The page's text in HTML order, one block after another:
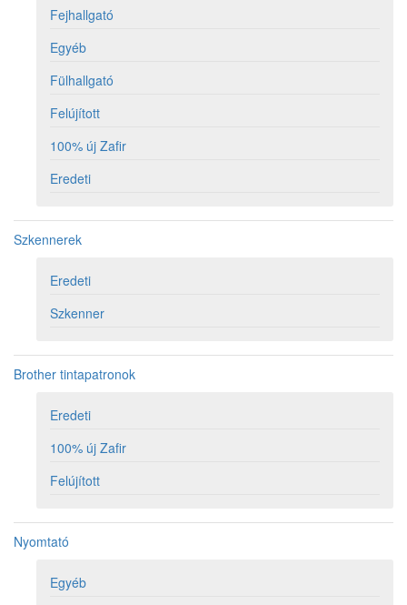
Fejhallgató
Egyéb
Fülhallgató
Felújított
100% új Zafir
Eredeti
Szkennerek
Eredeti
Szkenner
Brother tintapatronok
Eredeti
100% új Zafir
Felújított
Nyomtató
Egyéb